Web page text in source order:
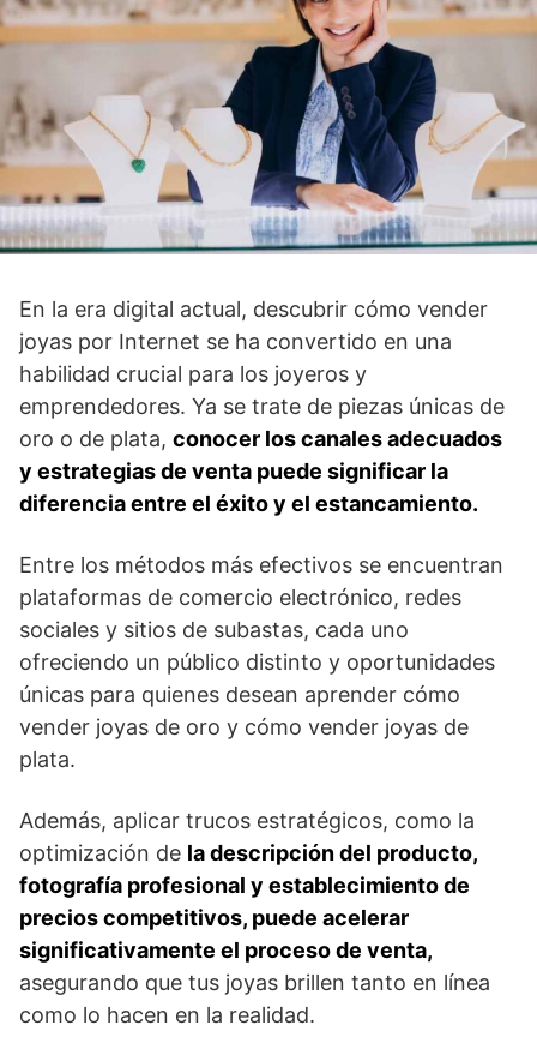
En la era digital actual, descubrir cómo vender
joyas por Internet se ha convertido en una
habilidad crucial para los joyeros y
emprendedores. Ya se trate de piezas únicas de
oro o de plata, conocer los canales adecuados
y estrategias de venta puede significar la
diferencia entre el éxito y el estancamiento.
Entre los métodos más efectivos se encuentran
plataformas de comercio electrónico, redes
sociales y sitios de subastas, cada uno
ofreciendo un público distinto y oportunidades
únicas para quienes desean aprender cómo
vender joyas de oro y cómo vender joyas de
plata.
Además, aplicar trucos estratégicos, como la
optimización de la descripción del producto,
fotografía profesional y establecimiento de
precios competitivos, puede acelerar
significativamente el proceso de venta,
asegurando que tus joyas brillen tanto en línea
como lo hacen en la realidad.